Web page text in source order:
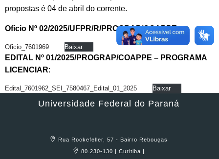
propostas é 04 de abril do corrente.
Ofício Nº 02/2025/UFPR/R/PROGRAP/COAPPE:
Oficio_7601969 Baixar
EDITAL Nº 01/2025/PROGRAP/COAPPE – PROGRAMA
LICENCIAR:
Edital_7601962_SEI_7580467_Edital_01_2025 Baixar
Universidade Federal do Paraná
Rua Rockefeller, 57 - Bairro Rebouças
80.230-130 | Curitiba |